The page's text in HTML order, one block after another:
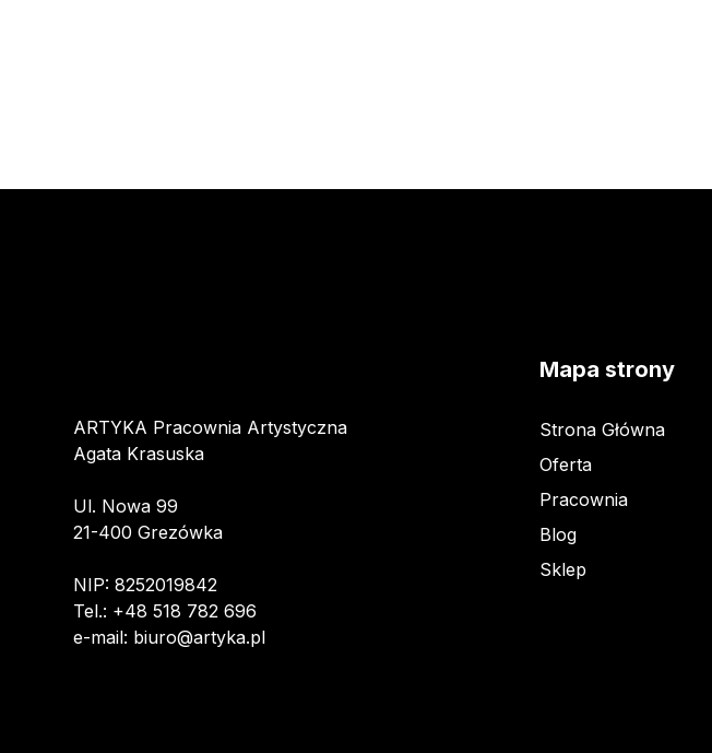
ARTYKA Pracownia Artystyczna
Agata Krasuska
Ul. Nowa 99
21-400 Grezówka
NIP: 8252019842
Tel.: +48 518 782 696
e-mail: biuro@artyka.pl
Mapa strony
Strona Główna
Oferta
Pracownia
Blog
Sklep